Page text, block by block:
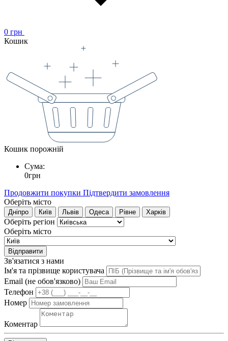
0 грн
Кошик
Кошик порожній
Сума:
0грн
Продовжити покупки Підтвердити замовлення
Оберіть місто
Дніпро Київ Львів Одеса Рівне Харків
Оберіть регіон
Оберіть місто
Відправити
Зв'язатися з нами
Ім'я та прізвище користувача
Email (не обов'язково)
Телефон
Номер
Коментар